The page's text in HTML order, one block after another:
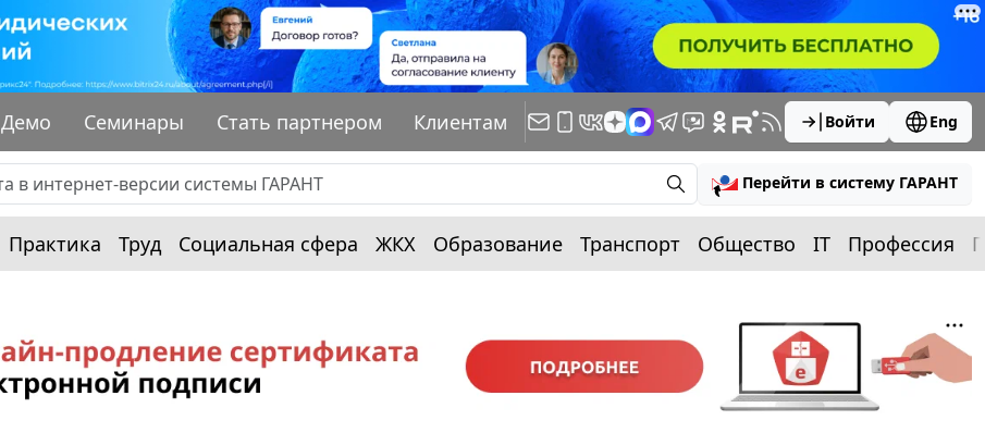
Демо Семинары Стать партнером Клиентам Войти Eng
Перейти в систему ГАРАНТ
Практика Труд Социальная сфера ЖКХ Образование Транспорт Общество IT Профессия